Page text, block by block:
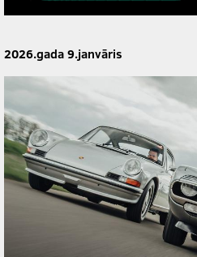
2026.gada 9.janvāris